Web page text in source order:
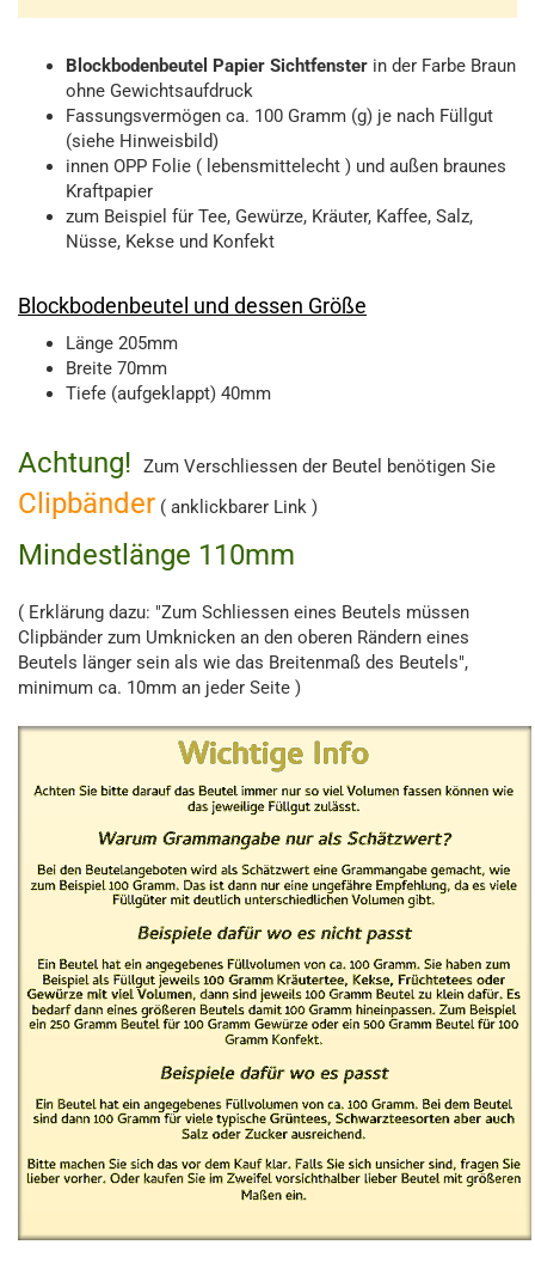
Blockbodenbeutel Papier Sichtfenster in der Farbe Braun
ohne Gewichtsaufdruck
Fassungsvermögen ca. 100 Gramm (g) je nach Füllgut
(siehe Hinweisbild)
innen OPP Folie ( lebensmittelecht ) und außen braunes
Kraftpapier
zum Beispiel für Tee, Gewürze, Kräuter, Kaffee, Salz,
Nüsse, Kekse und Konfekt
Blockbodenbeutel und dessen Größe
Länge 205mm
Breite 70mm
Tiefe (aufgeklappt) 40mm
Achtung! Zum Verschliessen der Beutel benötigen Sie
Clipbänder ( anklickbarer Link )
Mindestlänge 110mm
( Erklärung dazu: "Zum Schliessen eines Beutels müssen
Clipbänder zum Umknicken an den oberen Rändern eines
Beutels länger sein als wie das Breitenmaß des Beutels",
minimum ca. 10mm an jeder Seite )